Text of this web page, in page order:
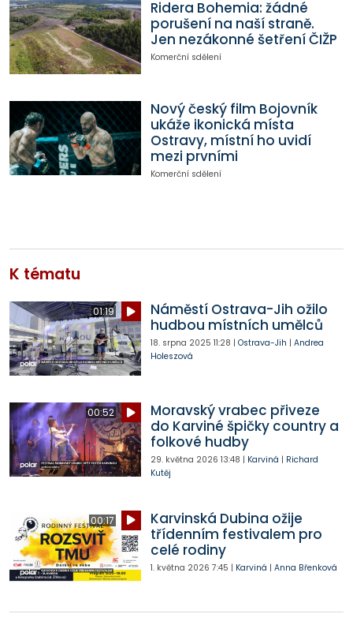
Ridera Bohemia: žádné
porušení na naší straně.
Jen nezákonné šetření ČIŽP
Komerční sdělení
Nový český film Bojovník
ukáže ikonická místa
Ostravy, místní ho uvidí
mezi prvními
Komerční sdělení
K tématu
01:19
Náměstí Ostrava-Jih ožilo
hudbou místních umělců
18. srpna 2025 11:28 | Ostrava-Jih | Andrea
Holeszová
00:52
Moravský vrabec přiveze
do Karviné špičky country a
folkové hudby
29. května 2026 13:48 | Karviná | Richard
Kutěj
00:17
Karvinská Dubina ožije
třídenním festivalem pro
celé rodiny
1. května 2026 7:45 | Karviná | Anna Břenková